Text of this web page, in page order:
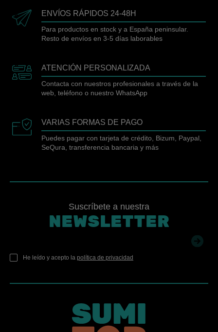
ENVÍOS RÁPIDOS 24-48H
Para productos en stock y a España peninsular.
Resto de envíos en 3-5 días laborables
ATENCIÓN PERSONALIZADA
Contacta con nuestros profesionales a través de la
web, teléfono o nuestro WhatsApp
VARIAS FORMAS DE PAGO
Puedes pagar con tarjeta de crédito, Bizum, Paypal,
SeQura, transferencia bancaria y más
Suscríbete a nuestra
NEWSLETTER
He leído y acepto la política de privacidad